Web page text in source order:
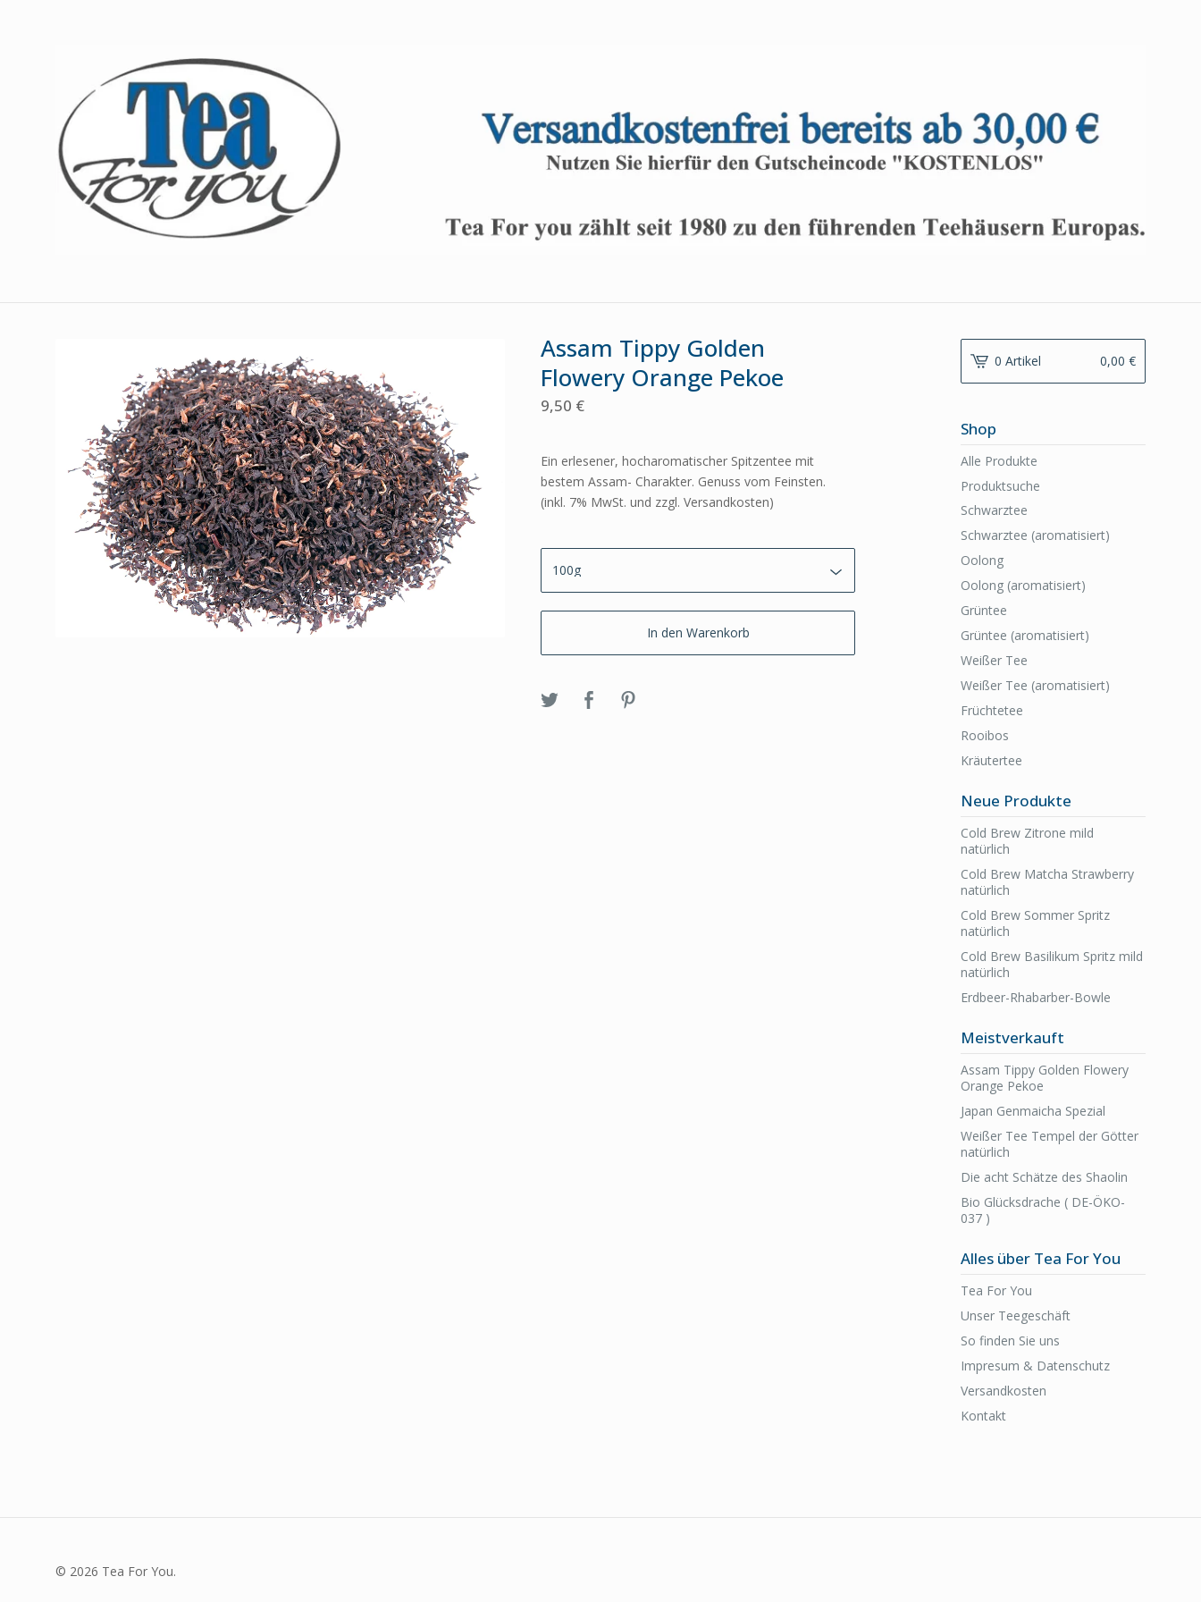
Assam Tippy Golden
Flowery Orange Pekoe
9,50 €
Ein erlesener, hocharomatischer Spitzentee mit
bestem Assam- Charakter. Genuss vom Feinsten.
(inkl. 7% MwSt. und zzgl. Versandkosten)
In den Warenkorb
0 Artikel 0,00 €
Shop
Alle Produkte
Produktsuche
Schwarztee
Schwarztee (aromatisiert)
Oolong
Oolong (aromatisiert)
Grüntee
Grüntee (aromatisiert)
Weißer Tee
Weißer Tee (aromatisiert)
Früchtetee
Rooibos
Kräutertee
Neue Produkte
Cold Brew Zitrone mild
natürlich
Cold Brew Matcha Strawberry
natürlich
Cold Brew Sommer Spritz
natürlich
Cold Brew Basilikum Spritz mild
natürlich
Erdbeer-Rhabarber-Bowle
Meistverkauft
Assam Tippy Golden Flowery
Orange Pekoe
Japan Genmaicha Spezial
Weißer Tee Tempel der Götter
natürlich
Die acht Schätze des Shaolin
Bio Glücksdrache ( DE-ÖKO-
037 )
Alles über Tea For You
Tea For You
Unser Teegeschäft
So finden Sie uns
Impresum & Datenschutz
Versandkosten
Kontakt
© 2026 Tea For You.